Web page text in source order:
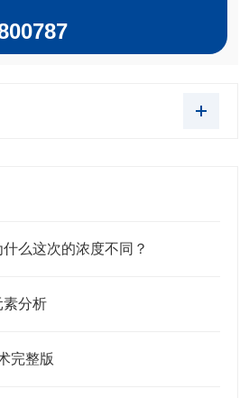
么这次的浓度不同？
素分析
完整版